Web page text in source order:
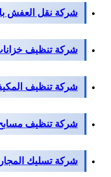
شركة نقل العفش
شركة تنظيف
شركة تنظيف
شركة تنظيف
شركة تسليك